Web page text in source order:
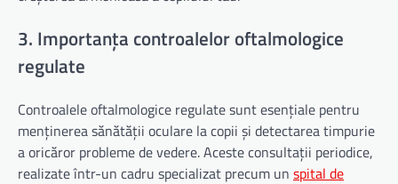
3. Importanța controalelor oftalmologice
regulate
Controalele oftalmologice regulate sunt esențiale pentru
menținerea sănătății oculare la copii și detectarea timpurie
a oricăror probleme de vedere. Aceste consultații periodice,
realizate într-un cadru specializat precum un spital de